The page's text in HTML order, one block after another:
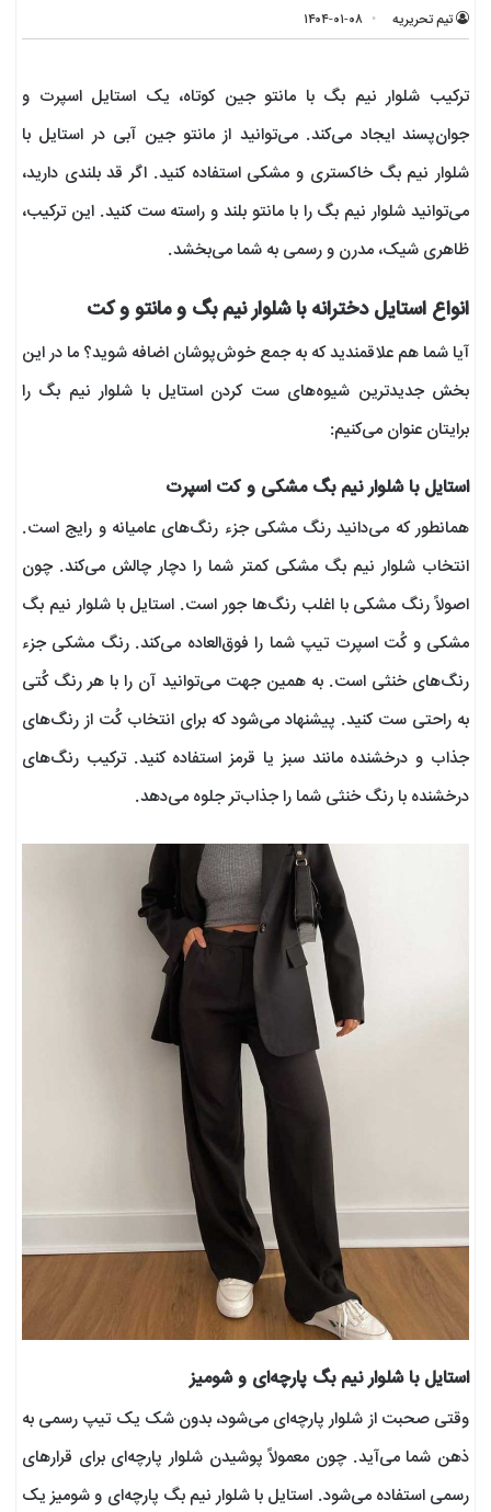
تیم تحریریه ۱۴۰۴-۰۱-۰۸
ترکیب شلوار نیم بگ با مانتو جین کوتاه، یک استایل اسپرت و
جوان‌پسند ایجاد می‌کند. می‌توانید از مانتو جین آبی در استایل با
شلوار نیم بگ خاکستری و مشکی استفاده کنید. اگر قد بلندی دارید،
می‌توانید شلوار نیم بگ را با مانتو بلند و راسته ست کنید. این ترکیب،
ظاهری شیک، مدرن و رسمی به شما می‌بخشد.
انواع استایل دخترانه با شلوار نیم بگ و مانتو و کت
آیا شما هم علاقمندید که به جمع خوش‌پوشان اضافه شوید؟ ما در این
بخش جدیدترین شیوه‌های ست کردن استایل با شلوار نیم بگ را
برایتان عنوان می‌کنیم:
استایل با شلوار نیم بگ مشکی و کت اسپرت
همانطور که می‌دانید رنگ مشکی جزء رنگ‌های عامیانه و رایج است.
انتخاب شلوار نیم بگ مشکی کمتر شما را دچار چالش می‌کند. چون
اصولاً رنگ مشکی با اغلب رنگ‌ها جور است. استایل با شلوار نیم بگ
مشکی و کُت اسپرت تیپ شما را فوق‌العاده می‌کند. رنگ مشکی جزء
رنگ‌های خنثی است. به همین جهت می‌توانید آن را با هر رنگ کُتی
به راحتی ست کنید. پیشنهاد می‌شود که برای انتخاب کُت از رنگ‌های
جذاب و درخشنده مانند سبز یا قرمز استفاده کنید. ترکیب رنگ‌های
درخشنده با رنگ خنثی شما را جذاب‌تر جلوه می‌دهد.
استایل با شلوار نیم بگ پارچه‌ای و شومیز
وقتی صحبت از شلوار پارچه‌ای می‌شود، بدون شک یک تیپ رسمی به
ذهن شما می‌آید. چون معمولاً پوشیدن شلوار پارچه‌ای برای قرارهای
رسمی استفاده می‌شود. استایل با شلوار نیم بگ پارچه‌ای و شومیز یک